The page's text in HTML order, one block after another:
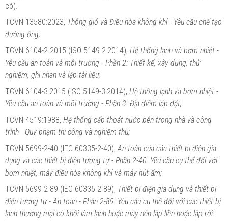
có).
TCVN 13580:2023, Thông gió và Điều hòa không khí - Yêu cầu chế tạo
đường ống;
TCVN 6104-2 2015 (ISO 5149 2:2014), Hệ thống lạnh và bơm nhiệt -
Yêu cầu an toàn và môi trường - Phần 2: Thiết kế, xây dựng, thử
nghiệm, ghi nhãn và lập tài liệu;
TCVN 6104-3:2015 (ISO 5149-3:2014), Hệ thống lạnh và bơm nhiệt -
Yêu cầu an toàn và môi trường - Phần 3: Địa điểm lắp đặt;
TCVN 4519:1988, Hệ thống cấp thoát nước bên trong nhà và công
trình - Quy phạm thi công và nghiệm thu;
TCVN 5699-2-40 (IEC 60335-2-40), An toàn của các thiết bị điện gia
dụng và các thiết bị điện tương tự - Phần 2-40: Yêu cầu cụ thể đối với
bơm nhiệt, máy điều hòa không khí và máy hút ẩm;
TCVN 5699-2-89 (IEC 60335-2-89), Thiết bị điện gia dụng và thiết bị
điện tương tự - An toàn - Phần 2-89: Yêu cầu cụ thể đối với các thiết bị
lạnh thương mại có khối làm lạnh hoặc máy nén lắp liền hoặc lắp rời.